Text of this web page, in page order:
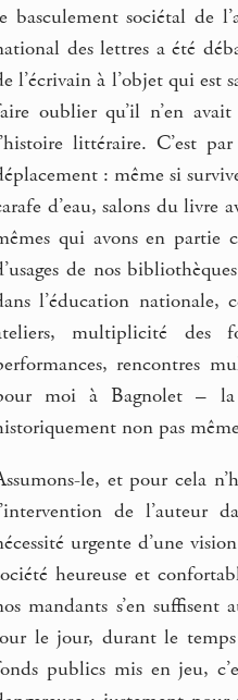
basculement sociétal de
des lettres a été
l’écrivain à l’objet qui
oublier qu’il n’en
littéraire. C’est
: même si
d’eau, salons du livre
qui avons en partie
de nos
l’éducation nationale,
multiplicité des
rencontres
moi à Bagnolet –
non pas
le, et pour cela
de l’auteur
urgente d’une
heureuse et
mandants s’en
le jour, durant le temps
publics mis en jeu,